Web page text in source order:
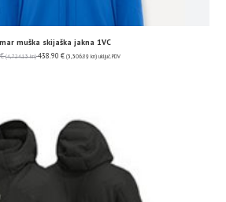
muška skijaška jakna 1VC
€ (4,724.13 kn) 438.90 € (3,306.89 kn) uključ. PDV